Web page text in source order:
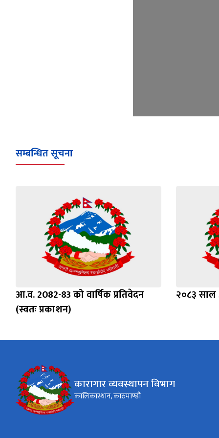
सम्बन्धित सूचना
आ.व. 2082-83 को वार्षिक प्रतिवेदन
(स्वतः प्रकाशन)
२०८३ साल
कारागार व्यवस्थापन विभाग
कालिकास्थान, काठमाण्डौ